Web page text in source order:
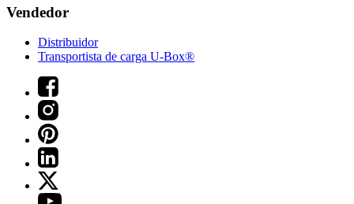
Vendedor
Distribuidor
Transportista de carga U-Box®